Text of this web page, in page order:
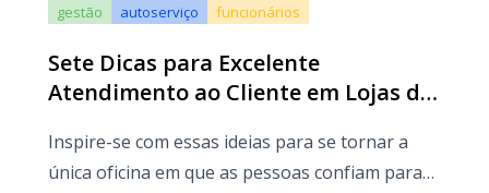
gestão autoserviço funcionários
Sete Dicas para Excelente
Atendimento ao Cliente em Lojas de
Inspire-se com essas ideias para se tornar a
única oficina em que as pessoas confiam para